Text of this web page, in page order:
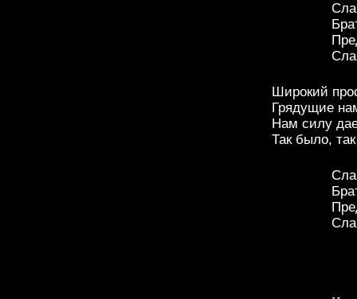
Широкий
Грядущие
Нам силу
Так было,